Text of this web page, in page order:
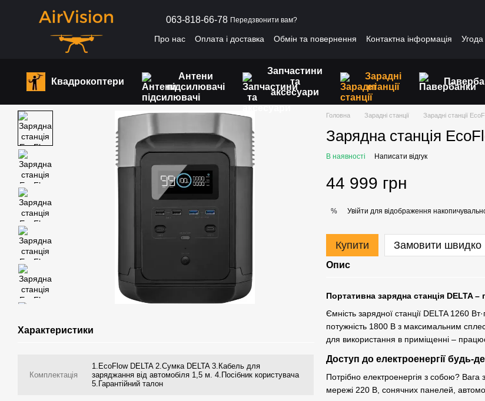
Перейти до основного контенту
063-818-66-78 Передзвонити вам?
Про нас Оплата і доставка Обмін та повернення Контактна інформація Угода
Квадрокоптери
Антени
підсилювачі
Запчастини
та
аксесуари
Зарадні
станції
Характеристики
Комплектація
1.EcoFlow DELTA 2.Сумка DELTA 3.Кабель для
заряджання від автомобіля 1,5 м. 4.Посібник користувача
5.Гарантійний талон
Головна Зарадні станції Зарадні станції
Зарядна станція
В наявності Написати відгук
44 999 грн
% Увійти для відображення
Купити Замовити швидко
Опис
Портативна зарядна станція DELTA
Ємність зарядної станції DELTA 1260
потужність 1800 В з максимальним
для використання в приміщенні –
Доступ до електроенергії будь-
Потрібно електроенергія з собою? Вага
мережі 220 В, сонячних панелей,